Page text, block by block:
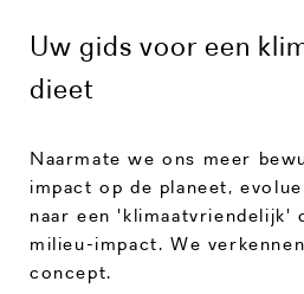
Uw gids voor een
dieet
Naarmate we ons meer
impact op de planeet,
naar een 'klimaatvriendelijk'
milieu-impact. We
concept.